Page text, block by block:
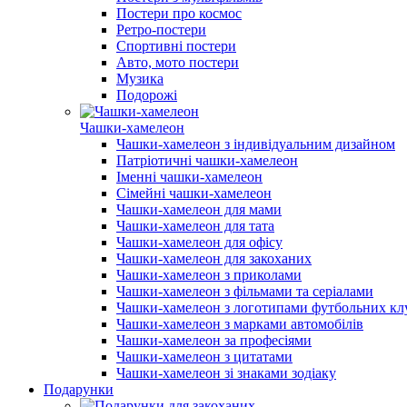
Постери про космос
Ретро-постери
Спортивні постери
Авто, мото постери
Музика
Подорожі
Чашки-хамелеон
Чашки-хамелеон з індивідуальним дизайном
Патріотичні чашки-хамелеон
Іменні чашки-хамелеон
Сімейні чашки-хамелеон
Чашки-хамелеон для мами
Чашки-хамелеон для тата
Чашки-хамелеон для офісу
Чашки-хамелеон для закоханих
Чашки-хамелеон з приколами
Чашки-хамелеон з фільмами та серіалами
Чашки-хамелеон з логотипами футбольних
Чашки-хамелеон з марками автомобілів
Чашки-хамелеон за професіями
Чашки-хамелеон з цитатами
Чашки-хамелеон зі знаками зодіаку
Подарунки